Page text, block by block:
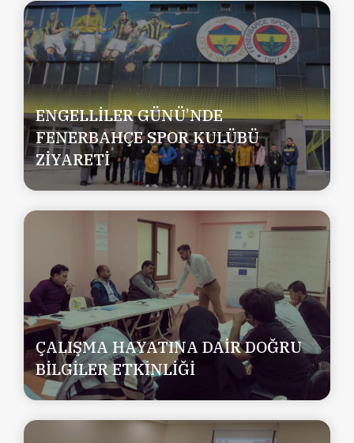
ENGELLİLER GÜNÜ’NDE
FENERBAHÇE SPOR KULÜBÜ
ZİYARETİ
ÇALIŞMA HAYATINA DAİR DOĞRU
BİLGİLER ETKİNLİĞİ